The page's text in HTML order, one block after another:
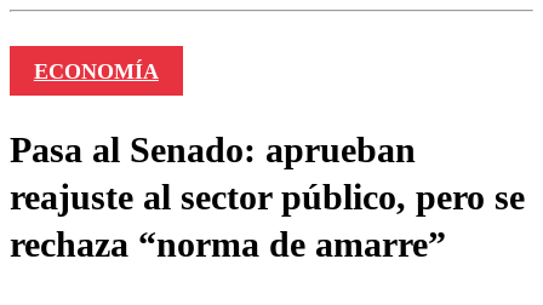
ECONOMÍA
Pasa al Senado: aprueban
reajuste al sector público, pero se
rechaza “norma de amarre”